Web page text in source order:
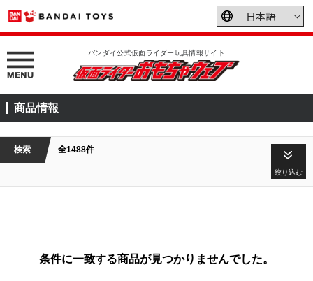
バンダイ公式仮面ライダー玩具情報サイト
商品情報
検索 全1488件
絞り込む
条件に一致する商品が見つかりませんでした。